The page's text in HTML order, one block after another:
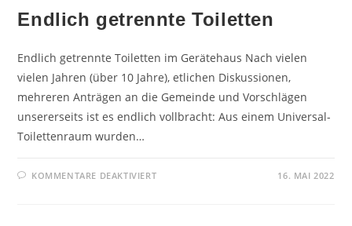
Endlich getrennte Toiletten
Endlich getrennte Toiletten im Gerätehaus Nach vielen
vielen Jahren (über 10 Jahre), etlichen Diskussionen,
mehreren Anträgen an die Gemeinde und Vorschlägen
unsererseits ist es endlich vollbracht: Aus einem Universal-
Toilettenraum wurden…
KOMMENTARE DEAKTIVIERTFÜR 16. MAI 2022